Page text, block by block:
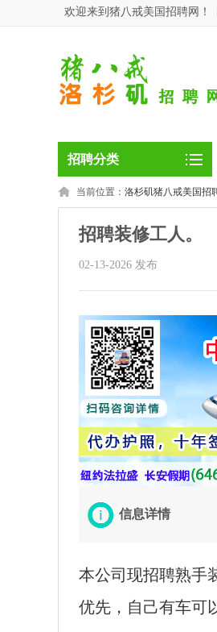
欢迎来到猪八戒美国招聘网！
招聘分类
当前位置： 洛杉矶猪八戒美国招
招聘装修工人。
02-13-2026 发布
信息详情
本公司现招聘熟手
优先，自己有车可